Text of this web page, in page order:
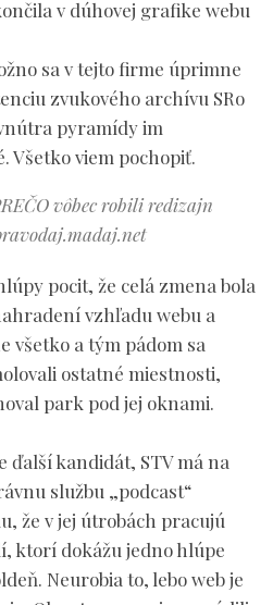
v dúhovej grafike webu
sa v tejto firme úprimne
zvukového archívu SRo
pyramídy im
Všetko viem pochopiť.
vôbec robili redizajn
pocit, že celá zmena bola
vzhľadu webu a
všetko a tým pádom sa
ostatné miestnosti,
park pod jej oknami.
ďalší kandidát, STV má na
službu „podcast“
že v jej útrobách pracujú
ktorí dokážu jedno hlúpe
Neurobia to, lebo web je